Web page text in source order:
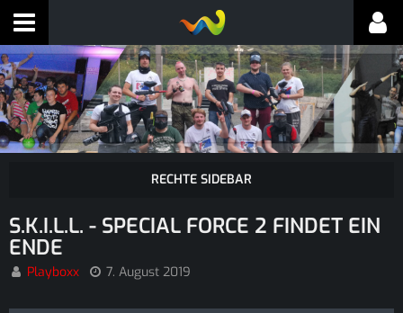
S.K.I.L.L. - SPECIAL FORCE 2 FINDET EIN
ENDE
Playboxx 7. August 2019